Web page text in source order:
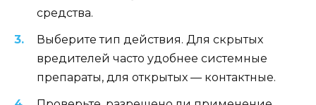
средства.
Выберите тип действия. Для скрытых
вредителей часто удобнее системные
препараты, для открытых — контактные.